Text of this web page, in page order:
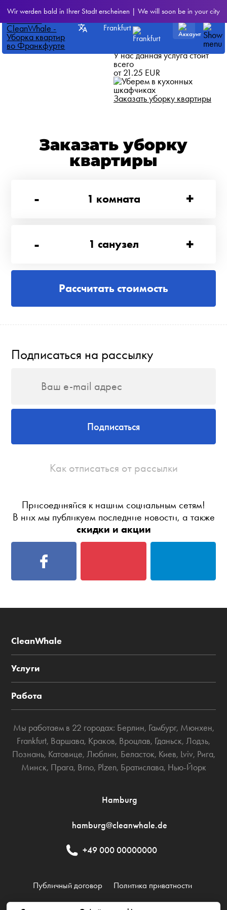
Wir werden bald in Ihrer Stadt erscheinen | We will soon be in your city
Frankfurt
услуги
Уберем в кухонных
У нас данная услуга стоит
всего
от 21.25 EUR
Заказать уборку квартиры
Заказать уборку
квартиры
-
1 комната +
- 1 санузел +
Рассчитать стоимость
Подписаться на рассылку
Подписаться
Как отписаться от рассылки
Присоединяйся к нашим социальным сетям!
В них мы публикуем последние новости, а также
скидки и акции
CleanWhale
Услуги
Работа
Мы работаем в 22 городах: Берлин, Гамбург, Мюнхен,
Frankfurt, Варшава, Краков, Вроцлав, Гданьск, Лодзь,
Познань, Катовице, Люблин, Беласток, Киев, Lviv, Рига,
Минск, Прага, Brno, Plzen, Братислава, Нью-Йорк
Hamburg
hamburg@cleanwhale.de
+49 000 00000000
Публичный договор Политика приватности